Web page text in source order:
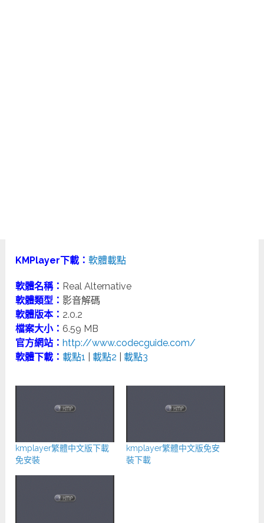
KMPlayer下載：軟體載點
軟體名稱： Real Alternative
軟體類型： 影音解碼
軟體版本： 2.0.2
檔案大小： 6.59 MB
官方網站：http://www.codecguide.com/
軟體下載：載點1 |載點2 載點3
kmplayer繁體中文版下載
免安裝
kmplayer繁體中文版免安
裝下載